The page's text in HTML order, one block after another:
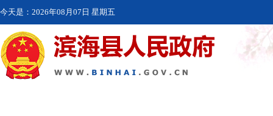
今天是： 2026年08月07日 星期五